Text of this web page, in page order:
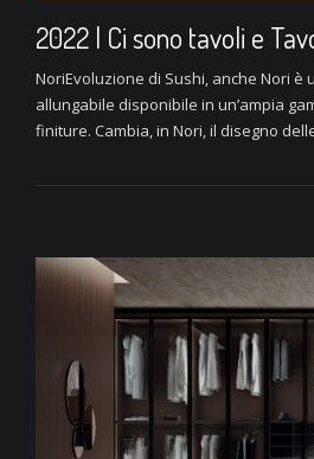
2022 | Ci sono tavoli e
NoriEvoluzione di Sushi, anche Nori è
allungabile disponibile in un’ampia
finiture. Cambia, in Nori, il disegno